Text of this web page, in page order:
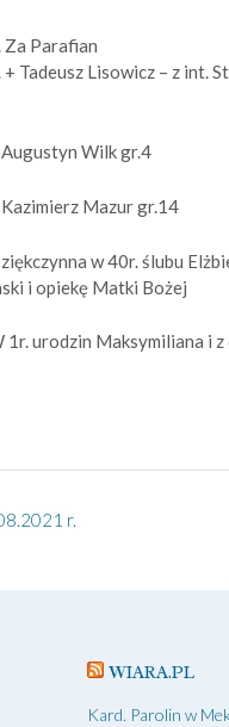
Za Parafian
+ Tadeusz Lisowicz – z int.
Wilk gr.4
Mazur gr.14
w 40r. ślubu
i opiekę Matki Bożej
1r. urodzin Maksymiliana i
r.
WIARA.PL
Kard. Parolin w